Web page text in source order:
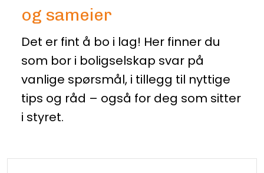
og sameier
Det er fint å bo i lag! Her finner du
som bor i boligselskap svar på
vanlige spørsmål, i tillegg til nyttige
tips og råd – også for deg som sitter
i styret.